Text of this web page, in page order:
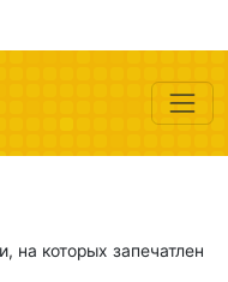
на которых запечатлен